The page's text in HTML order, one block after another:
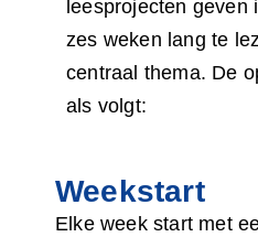
leesprojecten geven
zes weken lang te
centraal thema. De
als volgt:
Weekstart
Elke week start met